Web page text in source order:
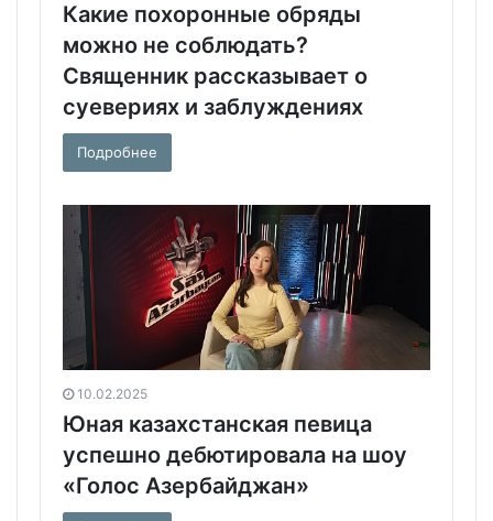
Какие похоронные обряды
можно не соблюдать?
Священник рассказывает о
суевериях и заблуждениях
Подробнее
10.02.2025
Юная казахстанская певица
успешно дебютировала на шоу
«Голос Азербайджан»